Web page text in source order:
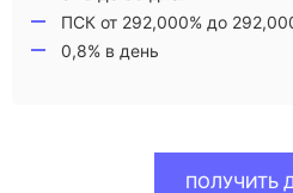
ПСК от 292,000% до
0,8% в день
ПОЛУЧИТЬ